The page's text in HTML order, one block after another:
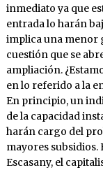
inmediato ya que
entrada lo harán
implica una menor
cuestión que se
ampliación.
en lo referido a la
En principio, un
de la capacidad
harán cargo del
mayores subsidios.
Escasany, el